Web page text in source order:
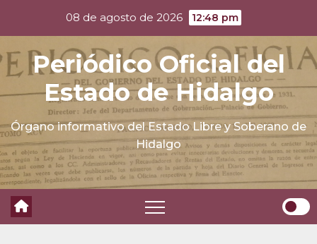
content
08 de agosto de 2026 12:48 pm
Periódico Oficial del
Estado de Hidalgo
Órgano informativo del Estado Libre y Soberano de
Hidalgo